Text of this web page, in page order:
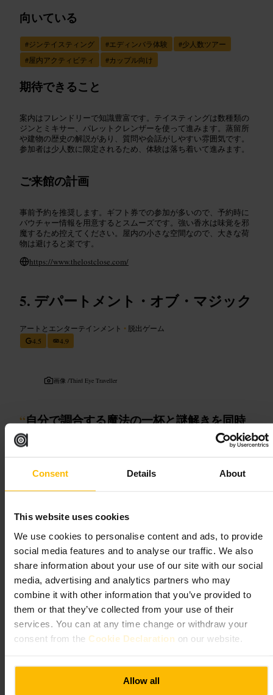
Consent Details About
This website uses cookies
We use cookies to personalise content and ads, to provide
social media features and to analyse our traffic. We also
share information about your use of our site with our social
media, advertising and analytics partners who may
combine it with other information that you’ve provided to
them or that they’ve collected from your use of their
services. You can at any time change or withdraw your
consent from the Cookie Declaration on our website.
Allow all
向いている
#ジンテイスティング #エディンバラ体験 #少人数ツアー
#屋内アクティビティ #カップル向け
期待できること
案内はフレンドリーで知識豊富です。テイスティングは数種類の
ジンとミキサー、パレットクレンザーを使って進みます。蒸留所
や建物の歴史の解説があり、質問や会話がしやすい雰囲気です。
参加者は少人数に限定されるため、体験は落ち着いて進みます。
ご来館の計画
事前予約を推奨します。ギフト券での参加が多いので、予約時に
バウチャー情報を用意するとスムーズです。強い香水は味覚を邪
魔するため控えてください。屋内の小さな空間なので、大きな荷
物は避けると楽です。
https://www.thelostclose.com/
デパートメント・オブ・マジック
アートとエンターテインメント • 脱出ゲーム
4.5
4.9
画像 /Third Eye Traveller
“自分で調合する魔法の一杯と謎解きを同時
に楽しむ体験型バー。
向いている
# 体験型バー
期待できること
テーブルでレシピ（呪文シート）を見ながら自分で調合します。
カクテルとモクテルの両方が用意され、味の個性は強めのものも
あります。脱出系アクティビティもあり、謎解き好きには別の楽
しみが加わります。スタッフはフレンドリーかつ演出に沿った対
応で、写真を撮りやすい場面も多いです.
ご来館の計画